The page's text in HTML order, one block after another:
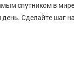
спутником в
Сделайте шаг